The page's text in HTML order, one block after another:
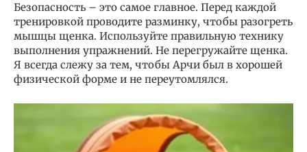
Безопасность – это самое главное. Перед каждой
тренировкой проводите разминку, чтобы разогреть
мышцы щенка. Используйте правильную технику
выполнения упражнений. Не перегружайте щенка.
Я всегда слежу за тем, чтобы Арчи был в хорошей
физической форме и не переутомлялся.